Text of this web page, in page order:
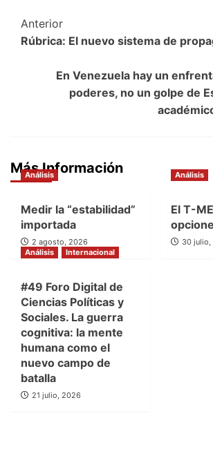
Post
Navigation
Anterior
Rúbrica: El nuevo sistema de
En Venezuela hay un
poderes, no un golpe de
Más Información
Análisis
Medir la “estabilidad”
importada
2 agosto, 2026
Análisis
El T-
30 julio,
Análisis
Internacional
#49 Foro Digital de
Ciencias Políticas y
Sociales. La guerra
cognitiva: la mente
humana como el
nuevo campo de
batalla
21 julio, 2026